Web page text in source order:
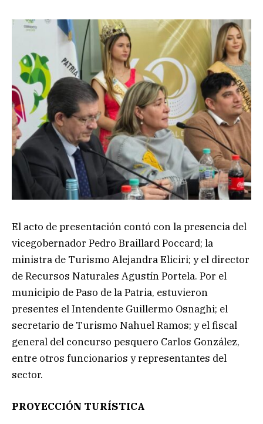
El acto de presentación contó con la presencia del
vicegobernador Pedro Braillard Poccard; la
ministra de Turismo Alejandra Eliciri; y el director
de Recursos Naturales Agustín Portela. Por el
municipio de Paso de la Patria, estuvieron
presentes el Intendente Guillermo Osnaghi; el
secretario de Turismo Nahuel Ramos; y el fiscal
general del concurso pesquero Carlos González,
entre otros funcionarios y representantes del
sector.
PROYECCIÓN TURÍSTICA